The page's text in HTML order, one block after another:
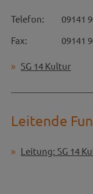
Telefon:
09141
Fax:
09141
SG 14 Kultur
Leitende
Leitung: SG 14